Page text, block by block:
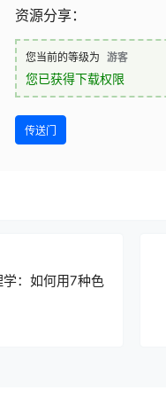
资源分享：
您当前的等级为 游客
您已获得下载权限
传送门
：如何用7种色